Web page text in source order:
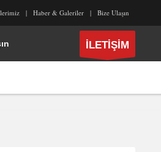
Haber & Galeriler Bize Ulaşın
İLETİŞİM